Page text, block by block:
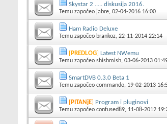
Skystar 2 ..... diskusija 2016.
Temu započeo jabre, 02-04-2016 16:00
Ham Radio Deluxe
Temu započeo brankoz, 22-11-2014 22:14
[PREDLOG] Latest NWemu
Temu započeo shishmish, 03-06-2013
SmartDVB 0.3.0 Beta 1
Temu započeo commando, 19-02-2013
[PITANjE] Program i pluginovi
Temu započeo confused89, 11-08-2012